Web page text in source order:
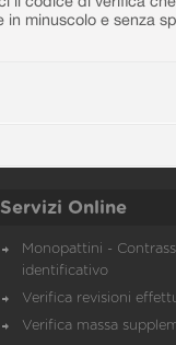
minuscolo e senza
Servizi Online
Monopattini -
identificativo
Verifica revisioni
Verifica massa